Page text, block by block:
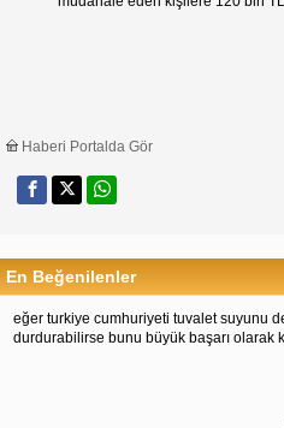
Haberi Portalda Gör
En Beğenilenler
eğer turkiye cumhuriyeti tuvalet suyunu
durdurabilirse bunu büyük başarı olarak